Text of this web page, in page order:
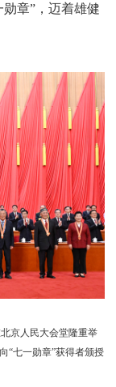
章”，迈着雄健
京人民大会堂隆重举
“七一勋章”获得者颁授